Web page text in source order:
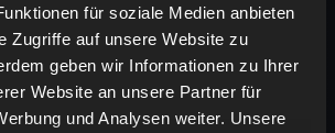
für soziale Medien anbieten
Zugriffe auf unsere Website zu
geben wir Informationen zu Ihrer
Website an unsere Partner für
und Analysen weiter. Unsere